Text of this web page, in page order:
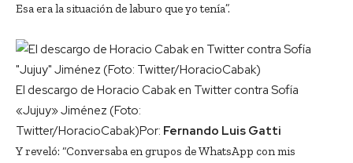
Esa era la situación de laburo que yo tenía”.
El descargo de Horacio Cabak en Twitter contra Sofía
«Jujuy» Jiménez (Foto:
Twitter/HoracioCabak)Por: Fernando Luis Gatti
Y reveló: “Conversaba en grupos de WhatsApp con mis